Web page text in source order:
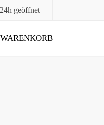
24h geöffnet
Submit
WARENKORB